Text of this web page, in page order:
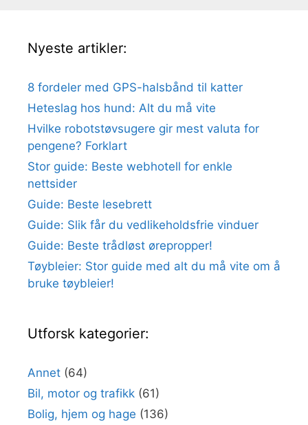
Nyeste artikler:
8 fordeler med GPS-halsbånd til katter
Heteslag hos hund: Alt du må vite
Hvilke robotstøvsugere gir mest valuta for
pengene? Forklart
Stor guide: Beste webhotell for enkle
nettsider
Guide: Beste lesebrett
Guide: Slik får du vedlikeholdsfrie vinduer
Guide: Beste trådløst ørepropper!
Tøybleier: Stor guide med alt du må vite om å
bruke tøybleier!
Utforsk kategorier:
Annet (64)
Bil, motor og trafikk (61)
Bolig, hjem og hage (136)